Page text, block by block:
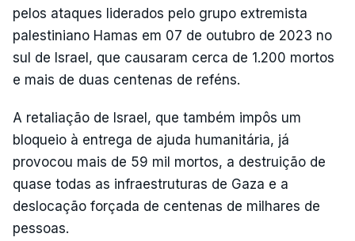
pelos ataques liderados pelo grupo extremista
palestiniano Hamas em 07 de outubro de 2023 no
sul de Israel, que causaram cerca de 1.200 mortos
e mais de duas centenas de reféns.
A retaliação de Israel, que também impôs um
bloqueio à entrega de ajuda humanitária, já
provocou mais de 59 mil mortos, a destruição de
quase todas as infraestruturas de Gaza e a
deslocação forçada de centenas de milhares de
pessoas.